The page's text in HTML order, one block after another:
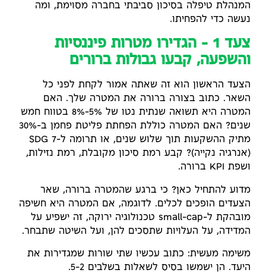
המנהלת טיפלה בסיכון סביבתי בחברה מסוימת, ומה
נעשה כדי להפחיתו.
צעד 1 – הגדירו מטרות פיננסיות
והשפעה, קבעו גבולות ברורים
הצעד הראשון הוא זה שאתה אמור לקחת לפני כל
השאר. כתוב בצורה ברורה את המטרה שלך. האם
המטרה היא תשואה שנתית נטו של 5%-8% בטווח חמש
שנים? האם המטרה כוללת הפחתת פליטת פחמן ב-30%
מתיק ההשקעות תוך שלוש שנים, או תרומה ל-SDG 7
(אנרגיה נקייה)? קבע רמת סיכון מקובלת, רמת נזילות,
ושפת KPI ברורה.
מדוע להתחיל כאן? כי ברגע שהמטרה ברורה, שאר
הצעדים הופכים לכלים. לדוגמה, אם המטרה היא חשיפה
מובהקת ל-small-cap טכנולוגיה ירוקה, זה ישפיע על
המדידה, על העלויות שתסכים להן, ועל השיטה שתבחר.
משימה מעשית: כתוב עכשיו שתי שורות שמגדירות את
היעד. הן ישמשו בסיס לשאלות בשלבים 2–5.